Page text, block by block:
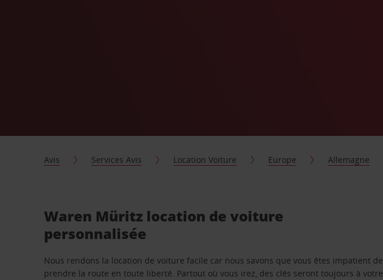
Avis Services Avis Location Voiture Europe Allemagne
Waren Müritz location de voiture
personnalisée
Nous rendons la location de voiture facile car nous savons que vous êtes impatient de
prendre la route en toute liberté. Partout où vous irez, des clés seront toujours à votre